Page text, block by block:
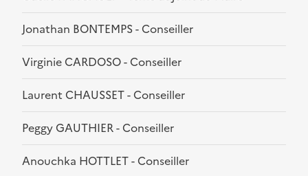
Jonathan BONTEMPS - Conseiller
Virginie CARDOSO - Conseiller
Laurent CHAUSSET - Conseiller
Peggy GAUTHIER - Conseiller
Anouchka HOTTLET - Conseiller